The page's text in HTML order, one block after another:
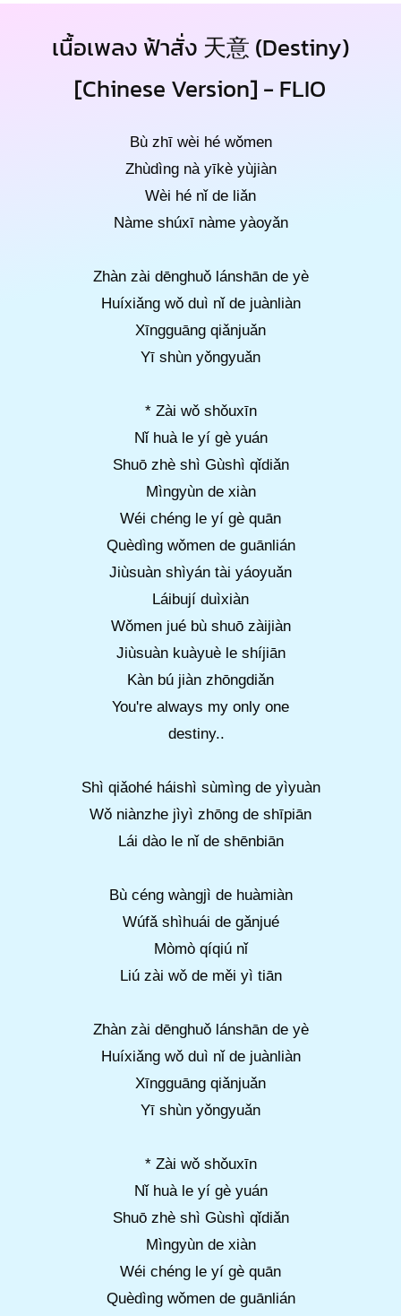
เนื้อเพลง ฟ้าสั่ง 天意 (Destiny)
[Chinese Version] - FLIO
Bù zhī wèi hé wǒmen
Zhùdìng nà yīkè yùjiàn
Wèi hé nǐ de liǎn
Nàme shúxī nàme yàoyǎn
Zhàn zài dēnghuǒ lánshān de yè
Huíxiǎng wǒ duì nǐ de juànliàn
Xīngguāng qiǎnjuǎn
Yī shùn yǒngyuǎn
* Zài wǒ shǒuxīn
Nǐ huà le yí gè yuán
Shuō zhè shì Gùshì qǐdiǎn
Mìngyùn de xiàn
Wéi chéng le yí gè quān
Quèdìng wǒmen de guānlián
Jiùsuàn shìyán tài yáoyuǎn
Láibují duìxiàn
Wǒmen jué bù shuō zàijiàn
Jiùsuàn kuàyuè le shíjiān
Kàn bú jiàn zhōngdiǎn
You're always my only one
destiny..
Shì qiǎohé háishì sùmìng de yìyuàn
Wǒ niànzhe jìyì zhōng de shīpiān
Lái dào le nǐ de shēnbiān
Bù céng wàngjì de huàmiàn
Wúfǎ shìhuái de gǎnjué
Mòmò qíqiú nǐ
Liú zài wǒ de měi yì tiān
Zhàn zài dēnghuǒ lánshān de yè
Huíxiǎng wǒ duì nǐ de juànliàn
Xīngguāng qiǎnjuǎn
Yī shùn yǒngyuǎn
* Zài wǒ shǒuxīn
Nǐ huà le yí gè yuán
Shuō zhè shì Gùshì qǐdiǎn
Mìngyùn de xiàn
Wéi chéng le yí gè quān
Quèdìng wǒmen de guānlián